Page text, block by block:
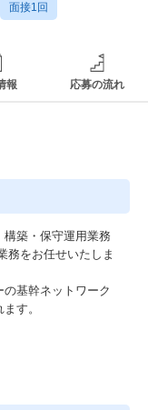
面接1回
報 応募の流れ
構築・保守運用業務
務をお任せいたしま
の基幹ネットワーク
す。